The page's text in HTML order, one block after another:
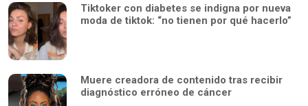
Tiktoker con diabetes se indigna por nueva
moda de tiktok: “no tienen por qué hacerlo”
Muere creadora de contenido tras recibir
diagnóstico erróneo de cáncer